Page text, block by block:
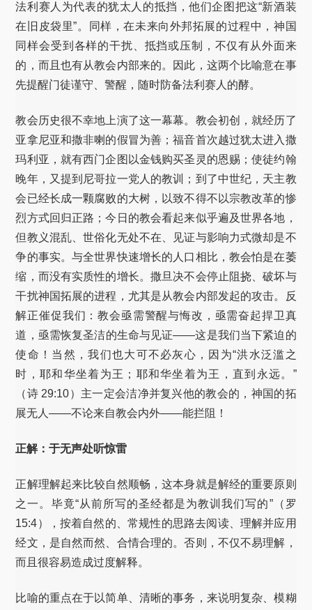
法利赛人为代表的犹太人的抵挡，他们企图把这“新酒装
在旧皮袋里”。同样，在未来向外邦拓展的过程中，神国
同样会受到各样的干扰、抵挡或压制，不仅有从外面来
的，而且也有从教会内部来的。因此，这两个比喻意在事
先提醒门徒谨守、警醒，随时防备法利赛人的酵。
教会历史很不幸地上演了这一幕幕。教会初创，就经历了
亚拿尼亚和撒非喇的假冒为善；福音首次越过犹太进入撒
玛利亚，就有西门企图以金钱购买圣灵的恩赐；使徒约翰
晚年，又提到尼哥拉一党人的教训；到了中世纪，天主教
会已经长成一颗腐败的大树，以致不得不以宗教改革的惨
烈方式回归正路；今日的教会看起来似乎遍及世界各地，
但教义混乱、世俗化无处不在、见证与影响力式微却是不
争的事实。与全世界快速增长的人口相比，教会怕是在萎
缩，而没有实质性的增长。撒旦决不会停止阻挠、破坏与
干扰神国拓展的进程，尤其是从教会内部发起的攻击。反
解正催促我们：教会亟需警醒与悔改，亟需奋起捍卫真
道，亟需恢复圣洁的生命与见证——这是我们当下紧迫的
使命！当然，我们也大可不必灰心，因为“洪水泛滥之
时，耶和华坐着为王；耶和华坐着为王，直到永远。”
（诗 29:10）主一定会洁净并复兴他的教会的，神国的拓
展无人——不论来自教会内外——能拦阻！
正解：于无声处听惊雷
正解理解起来比较自然顺畅，这本身就是解经的重要原则
之一。毕竟“从前所写的圣经都是为教训我们写的”（罗
15:4），按着自然的、常规性的思路去阅读、理解并应用
经文，是自然而然、合情合理的。否则，不仅不易理解，
而且很容易造成过度解释。
比喻的重点在于以简单、清晰的事务，来说明复杂、模糊